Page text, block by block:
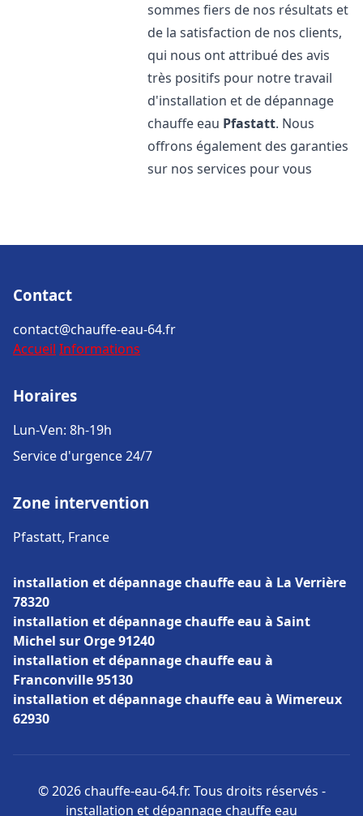
sommes fiers de nos résultats et
de la satisfaction de nos clients,
qui nous ont attribué des avis
très positifs pour notre travail
d'installation et de dépannage
chauffe eau Pfastatt. Nous
offrons également des garanties
sur nos services pour vous
Contact
contact@chauffe-eau-64.fr
Accueil Informations
Horaires
Lun-Ven: 8h-19h
Service d'urgence 24/7
Zone intervention
Pfastatt, France
installation et dépannage chauffe eau à La Verrière
78320
installation et dépannage chauffe eau à Saint
Michel sur Orge 91240
installation et dépannage chauffe eau à
Franconville 95130
installation et dépannage chauffe eau à Wimereux
62930
© 2026 chauffe-eau-64.fr. Tous droits réservés -
installation et dépannage chauffe eau